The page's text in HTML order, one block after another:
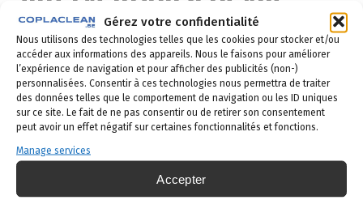
Gérez votre confidentialité
Nous utilisons des technologies telles que les cookies pour stocker et/ou
accéder aux informations des appareils. Nous le faisons pour améliorer
l’expérience de navigation et pour afficher des publicités (non-)
personnalisées. Consentir à ces technologies nous permettra de traiter
des données telles que le comportement de navigation ou les ID uniques
sur ce site. Le fait de ne pas consentir ou de retirer son consentement
peut avoir un effet négatif sur certaines fonctionnalités et fonctions.
Manage services
Accepter
Heusay ?
Demande de devis: vous remplissez le
formulaire ci-dessous ou vous nous appelez au
02 523 21 89. Réponse sous 24h.
identifier la nuisance et son origine.
: traitement adapté,